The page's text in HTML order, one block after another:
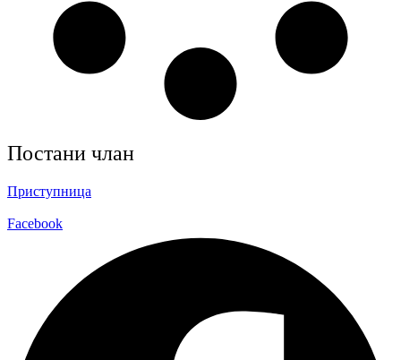
Постани члан
Приступница
Facebook